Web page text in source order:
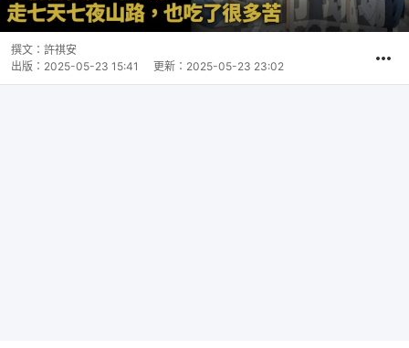
撰文： 許祺安
出版： 2025-05-23 15:41 更新： 2025-05-23 23:02